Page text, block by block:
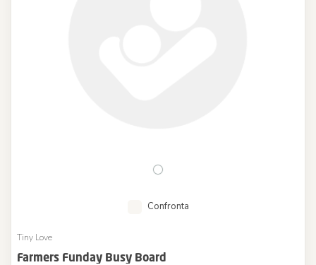
Confronta
Tiny Love
Farmers Funday Busy Board